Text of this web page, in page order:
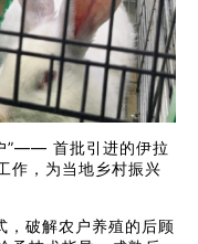
”—— 首批引进的伊拉
作，为当地乡村振兴
，破解农户养殖的后顾